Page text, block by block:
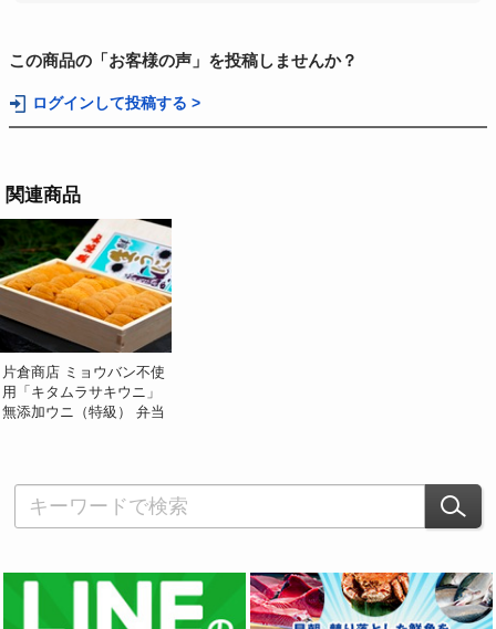
この商品の「お客様の声」を投稿しませんか？
ログインして投稿する >
関連商品
片倉商店 ミョウバン不使
用「キタムラサキウニ」
無添加ウニ（特級） 弁当